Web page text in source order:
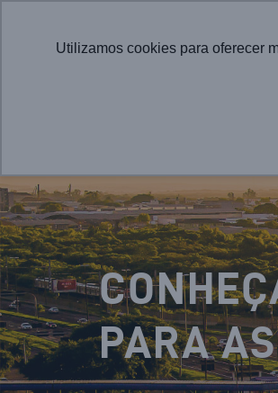
Utilizamos cookies para oferecer
PARA